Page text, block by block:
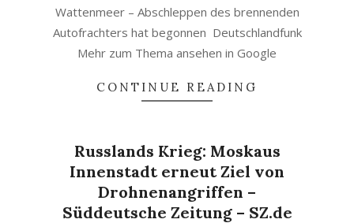
Wattenmeer – Abschleppen des brennenden
Autofrachters hat begonnen Deutschlandfunk
Mehr zum Thema ansehen in Google
CONTINUE READING
Russlands Krieg: Moskaus
Innenstadt erneut Ziel von
Drohnenangriffen –
Süddeutsche Zeitung – SZ.de